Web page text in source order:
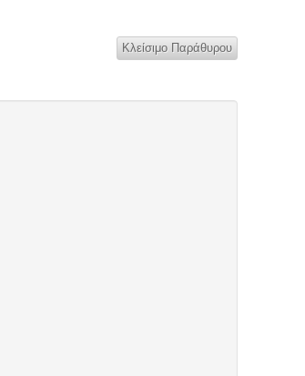
Κλείσιμο Παράθυρου